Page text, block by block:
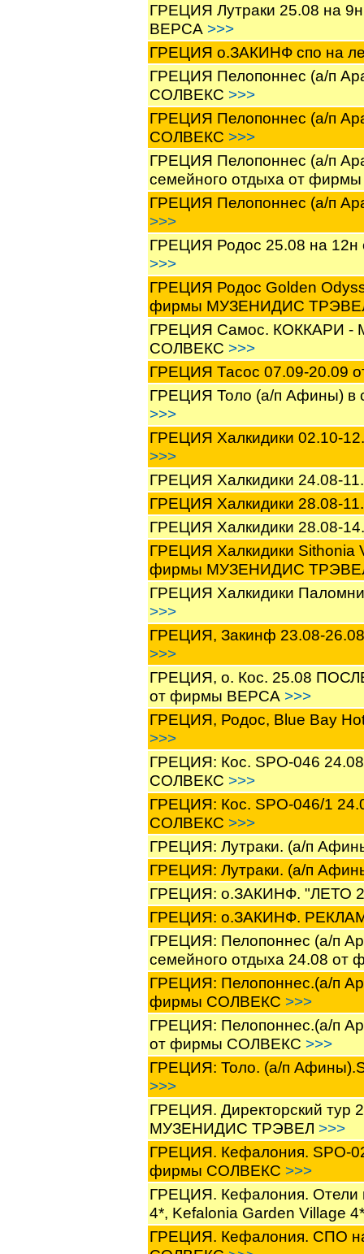
ГРЕЦИЯ Лутраки 25.08 на
ВЕРСА >>>
ГРЕЦИЯ о.ЗАКИНФ спо на
ГРЕЦИЯ Пелопоннес (а/п
СОЛВЕКС >>>
ГРЕЦИЯ Пелопоннес (а/п
СОЛВЕКС >>>
ГРЕЦИЯ Пелопоннес (а/п
семейного отдыха от
ГРЕЦИЯ Пелопоннес (а/п
>>>
ГРЕЦИЯ Родос 25.08 на 12н
>>>
ГРЕЦИЯ Родос Golden
фирмы МУЗЕНИДИС
ГРЕЦИЯ Самос. КОККАРИ -
СОЛВЕКС >>>
ГРЕЦИЯ Тасос 07.09-20.09
ГРЕЦИЯ Толо (а/п Афины) в
>>>
ГРЕЦИЯ Халкидики 02.10-
>>>
ГРЕЦИЯ Халкидики 24.08-
ГРЕЦИЯ Халкидики 28.08-
ГРЕЦИЯ Халкидики 28.08-
ГРЕЦИЯ Халкидики Sithonia
фирмы МУЗЕНИДИС
ГРЕЦИЯ Халкидики
>>>
ГРЕЦИЯ, Закинф 23.08-
>>>
ГРЕЦИЯ, о. Кос. 25.08
от фирмы ВЕРСА >>>
ГРЕЦИЯ, Родос, Blue Bay
>>>
ГРЕЦИЯ: Кос. SPO-046
СОЛВЕКС >>>
ГРЕЦИЯ: Кос. SPO-046/1
СОЛВЕКС >>>
ГРЕЦИЯ: Лутраки. (а/п
ГРЕЦИЯ: Лутраки. (а/п
ГРЕЦИЯ: о.ЗАКИНФ. "ЛЕТО
ГРЕЦИЯ: о.ЗАКИНФ.
ГРЕЦИЯ: Пелопоннес (а/п
семейного отдыха 24.08
ГРЕЦИЯ: Пелопоннес.(а/п
фирмы СОЛВЕКС >>>
ГРЕЦИЯ: Пелопоннес.(а/п
от фирмы СОЛВЕКС >>>
ГРЕЦИЯ: Толо. (а/п
>>>
ГРЕЦИЯ. Директорский тур
МУЗЕНИДИС ТРЭВЕЛ >>>
ГРЕЦИЯ. Кефалония. SPO-
фирмы СОЛВЕКС >>>
ГРЕЦИЯ. Кефалония. Отели
4*, Kefalonia Garden
ГРЕЦИЯ. Кефалония. СПО